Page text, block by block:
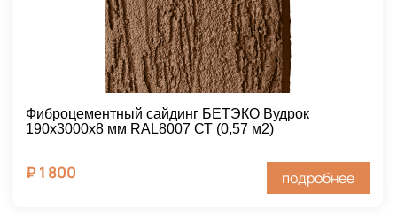
Фиброцементный сайдинг БЕТЭКО Вудрок
190х3000х8 мм RAL8007 СТ (0,57 м2)
₽ 1 800 подробнее